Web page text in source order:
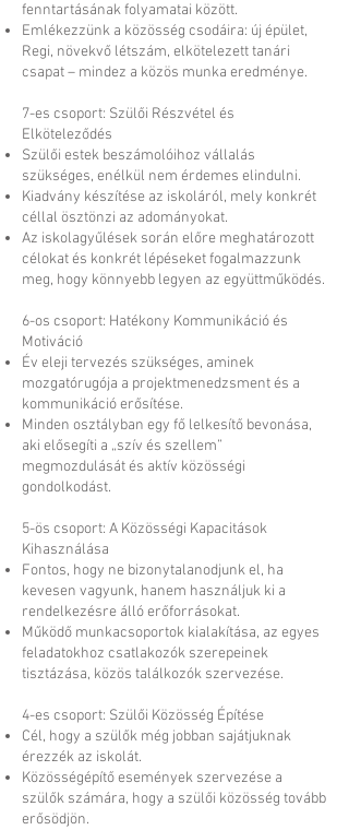
fenntartásának folyamatai között.
Emlékezzünk a közösség csodáira: új épület,
Regi, növekvő létszám, elkötelezett tanári
csapat – mindez a közös munka eredménye.
7-es csoport: Szülői Részvétel és
Elköteleződés
Szülői estek beszámolóihoz vállalás
szükséges, enélkül nem érdemes elindulni.
Kiadvány készítése az iskoláról, mely konkrét
céllal ösztönzi az adományokat.
Az iskolagyűlések során előre meghatározott
célokat és konkrét lépéseket fogalmazzunk
meg, hogy könnyebb legyen az együttműködés.
6-os csoport: Hatékony Kommunikáció és
Motiváció
Év eleji tervezés szükséges, aminek
mozgatórugója a projektmenedzsment és a
kommunikáció erősítése.
Minden osztályban egy fő lelkesítő bevonása,
aki elősegíti a „szív és szellem”
megmozdulását és aktív közösségi
gondolkodást.
5-ös csoport: A Közösségi Kapacitások
Kihasználása
Fontos, hogy ne bizonytalanodjunk el, ha
kevesen vagyunk, hanem használjuk ki a
rendelkezésre álló erőforrásokat.
Működő munkacsoportok kialakítása, az egyes
feladatokhoz csatlakozók szerepeinek
tisztázása, közös találkozók szervezése.
4-es csoport: Szülői Közösség Építése
Cél, hogy a szülők még jobban sajátjuknak
érezzék az iskolát.
Közösségépítő események szervezése a
szülők számára, hogy a szülői közösség tovább
erősödjön.